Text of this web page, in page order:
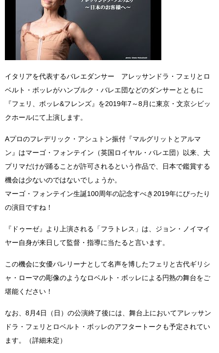
イタリアを代表するバレエダンサー アレッサンドラ・フェリとロ
ベルト・ボッレがハンブルク・バレエ団などのダンサーとともに
『フェリ、ボッレ&フレンズ』を2019年7～8月に東京・文京シビッ
クホールにて上演します。
Aプロのフレデリック・アシュトン振付『マルグリットとアルマ
ン』はマーゴ・フォンテイン（英国ロイヤル・バレエ団）以来、大
プリマだけが踊ることが許可されるという作品で、日本で鑑賞する
機会は少ないのではないでしょうか。
マーゴ・フォンテイン生誕100周年の記念すべき 2019年にぴったり
の演目ですね！
『ドゥーゼ』より上演される「フラトレス」は、ジョン・ノイマイ
ヤー自身が来日して監督・指導に当たると言います。
この機会に女優バレリーナとして名声を博したフェリと古代ギリシ
ャ・ローマの彫像のようなロベルト・ボッレによる円熟の舞台をご
堪能ください！
なお、8月4日（日）の公演終了後には、舞台上においてアレッサン
ドラ・フェリとロベルト・ボッレのアフタートークも予定されてい
ます。（詳細未定）